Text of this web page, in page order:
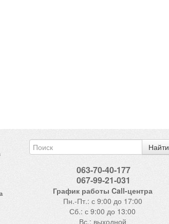
Найти
063-70-40-177
067-99-21-031
График работы Call-центра
Пн.-Пт.: с 9:00 до 17:00
Сб.: с 9:00 до 13:00
Вс.: выходной